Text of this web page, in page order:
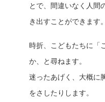
とで、間違いなく人間
き出すことができます。
時折、こどもたちに「
か、と尋ねます。
迷ったあげく、大概に
をさしたりします。